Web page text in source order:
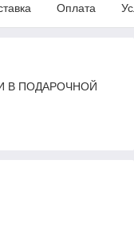
Оплата
В ПОДАРОЧНОЙ